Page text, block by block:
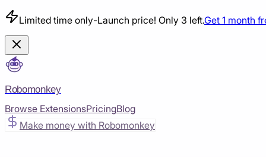
Limited time only-Launch price! Only 3 left.Get 1 month
Robomonkey
Browse ExtensionsPricingBlog
Make money with Robomonkey